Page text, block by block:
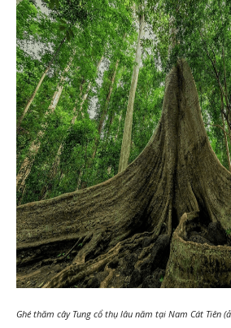
Ghé thăm cây Tung cổ thụ lâu năm tại Nam Cát Tiên